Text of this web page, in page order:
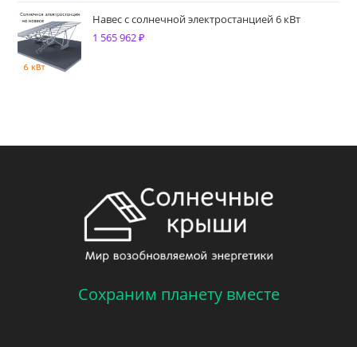
67
730 ₽.
900 ₽.
Навес с солнечной электростанцией 6 кВт
1 565 962₽
Сохраним планету вместе